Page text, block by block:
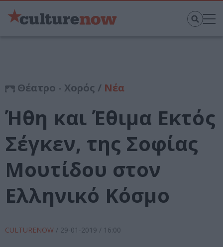
Θέατρο - Χορός / Νέα
Ήθη και Έθιμα Εκτός
Σέγκεν, της Σοφίας
Μουτίδου στον
Ελληνικό Κόσμο
CULTURENOW / 29-01-2019 / 16:00